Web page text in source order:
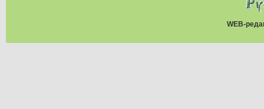
WEB-